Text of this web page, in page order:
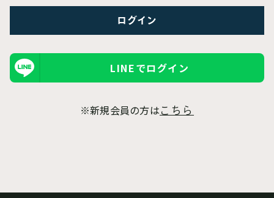
LINEでログイン
※新規会員の方は こちら